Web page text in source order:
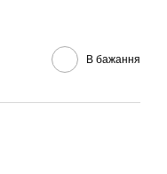
В бажання